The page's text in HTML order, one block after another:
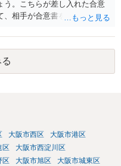
う。こちらが差し入れた合意
、相手が合意書を作成するま
もし11,000円の支払い合意も
内容証明で先方の支払いの請
面で伝えたうえで、先に差
必要があります。
大阪市西区
大阪市港区
区
大阪市西淀川区
区 大阪市旭区
大阪市城東区